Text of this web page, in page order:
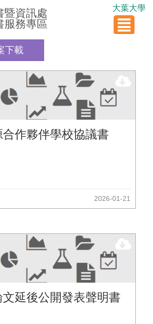
暨資訊處
服務專區
大葉大學
下載
作夥伴學校協議書
2026-01-21
延後公開發表聲明書